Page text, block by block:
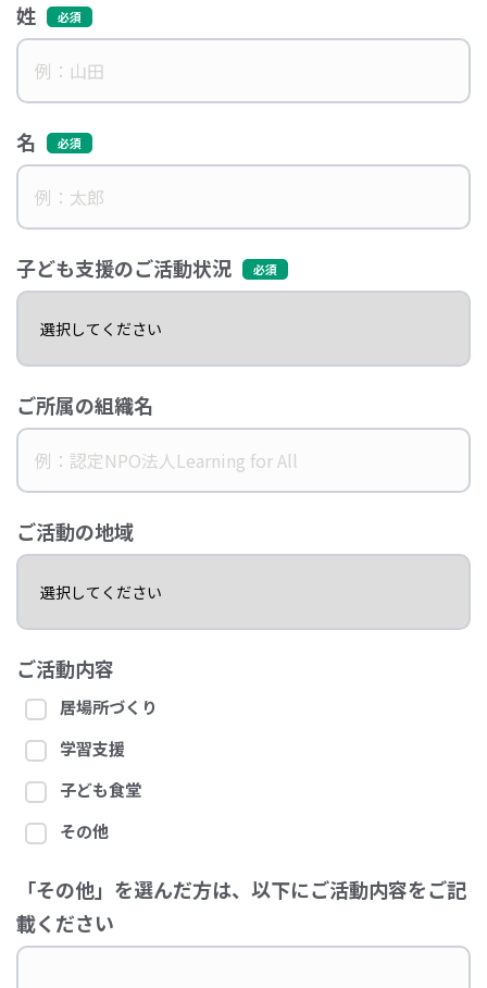
姓
名
子ども支援のご活動状況
ご所属の組織名
ご活動の地域
ご活動内容
居場所づくり
学習支援
子ども食堂
その他
「その他」を選んだ方は、以下にご活動内容をご記
載ください